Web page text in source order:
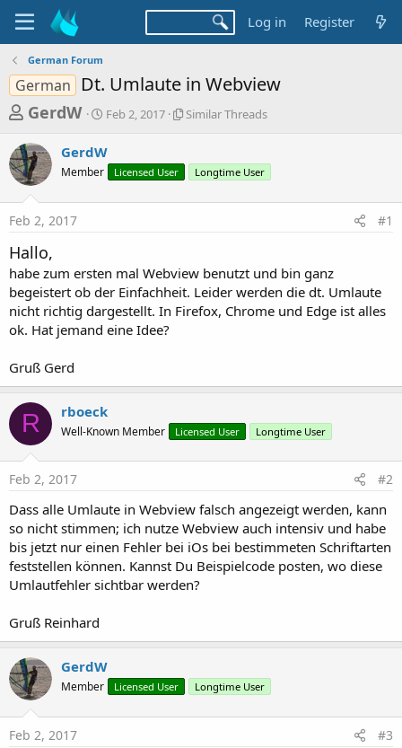
Log in Register
German Forum
German Dt. Umlaute in Webview
T
r
e
a
d
s
t
a
r
t
e
r
GerdW
S
r
a
Feb 2, 2017
S
r
e
a
d
s
Similar Threads
GerdW
Member Licensed User Longtime User
Feb 2, 2017 #1
Hallo,
habe zum ersten mal Webview benutzt und bin ganz
begeistert ob der Einfachheit. Leider werden die dt. Umlaute
nicht richtig dargestellt. In Firefox, Chrome und Edge ist alles
ok. Hat jemand eine Idee?
Gruß Gerd
R rboeck
Well-Known Member Licensed User Longtime User
Feb 2, 2017 #2
Dass alle Umlaute in Webview falsch angezeigt werden, kann
so nicht stimmen; ich nutze Webview auch intensiv und habe
bis jetzt nur einen Fehler bei iOs bei bestimmeten Schriftarten
feststellen können. Kannst Du Beispielcode posten, wo diese
Umlautfehler sichtbar werden?
Gruß Reinhard
GerdW
Member Licensed User Longtime User
Feb 2, 2017 #3